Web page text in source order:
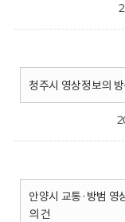
청주시 영상정보의
안양시 교통·방범 영
의 건